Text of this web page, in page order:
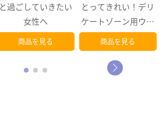
とってきれい！デリ
ケートゾーン用ウェ
ットシート
商品を見る
使用】女性特有のイ
ライラやユウウツ感
に
商品を見る